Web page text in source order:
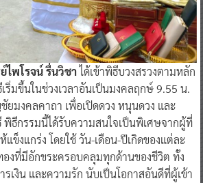
ไพโรจน์ รื่นวิชาได้เข้าพิธีบวงสรวงตามหลัก
ริ่มขึ้นในช่วงเวลาอันเป็นมงคลฤกษ์ 9.55 น.
มงคลคาถา เพื่อเปิดดวง หนุนดวง และ
พิธีกรรมนี้ได้รับความสนใจเป็นพิเศษจากผู้ที่
แข็งแกร่ง โดยใช้ วัน-เดือน-ปีเกิดของแต่ละ
งที่มีอักขระครอบคลุมทุกด้านของชีวิต ทั้ง
รเงิน และความรัก นับเป็นโอกาสอันดีที่ผู้เข้า